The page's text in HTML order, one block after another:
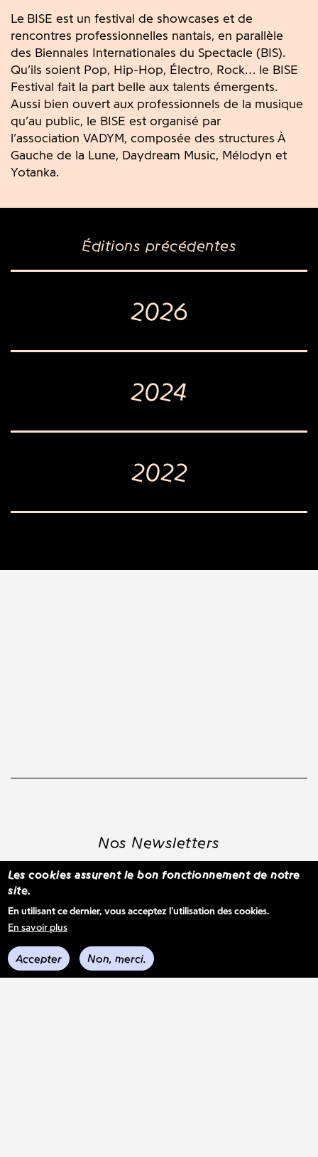
Le BISE est un festival de showcases et de
rencontres professionnelles nantais, en parallèle
des Biennales Internationales du Spectacle (BIS).
Qu’ils soient Pop, Hip-Hop, Électro, Rock… le BISE
Festival fait la part belle aux talents émergents.
Aussi bien ouvert aux professionnels de la musique
qu’au public, le BISE est organisé par
l’association VADYM, composée des structures À
Gauche de la Lune, Daydream Music, Mélodyn et
Yotanka.
Éditions précédentes
2026
2024
2022
Nos Newsletters
Voir les derniers envois
Les cookies assurent le bon fonctionnement de notre
site.
En utilisant ce dernier, vous acceptez l'utilisation des cookies.
En savoir plus
Accepter Non, merci.